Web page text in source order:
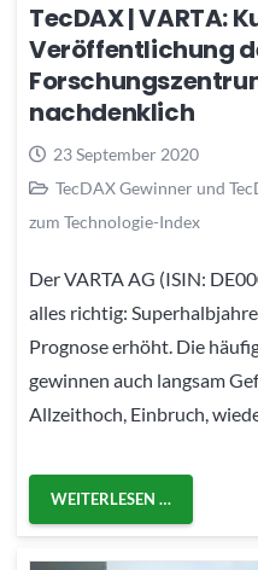
TecDAX | VARTA:
Veröffentlichung
nachdenklich
23 September 2020
TecDAX Gewinner und
zum Technologie-Index
Der VARTA AG (ISIN:
alles richtig:
Prognose erhöht. Die
gewinnen auch langsam
Allzeithoch, Einbruch,
WEITERLESEN …